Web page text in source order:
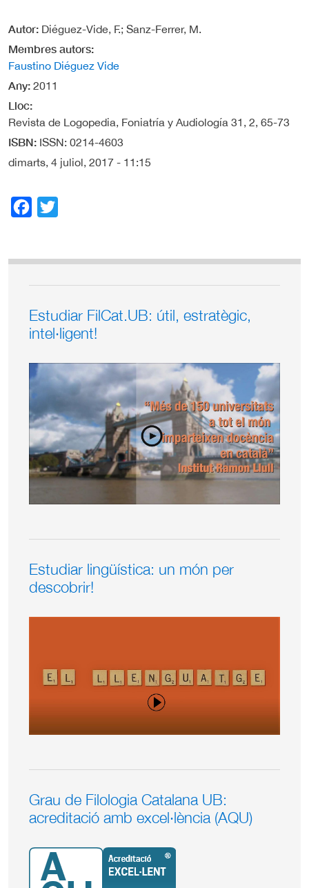
Autor Diéguez-Vide, F.; Sanz-Ferrer, M.
Membres autors
Faustino Diéguez Vide
Any 2011
Lloc
Revista de Logopedia, Foniatría y Audiología 31, 2, 65-73
ISBN ISSN: 0214-4603
dimarts, 4 juliol, 2017 - 11:15
Facebook
Estudiar FilCat.UB: útil, estratègic,
intel·ligent!
Estudiar lingüística: un món per
descobrir!
Grau de Filologia Catalana UB:
acreditació amb excel·lència (AQU)